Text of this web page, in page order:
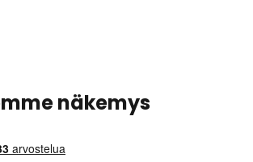
näkemys